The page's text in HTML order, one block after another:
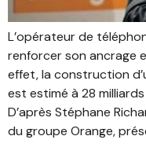
L’opérateur de
renforcer son ancrage
effet, la construction
est estimé à 28
D’après Stéphane
du groupe Orange,